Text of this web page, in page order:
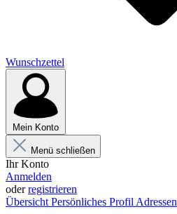
Wunschzettel
Mein Konto
Menü schließen
Ihr Konto
Anmelden
oderregistrieren
Übersicht Persönliches Profil Adressen